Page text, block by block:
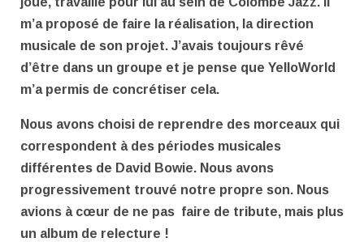
m’a proposé de faire la réalisation, la direction
musicale de son projet. J’avais toujours rêvé
d’être dans un groupe et je pense que YelloWorld
m’a permis de concrétiser cela.
Nous avons choisi de reprendre des morceaux qui
correspondent à des périodes musicales
différentes de David Bowie. Nous avons
progressivement trouvé notre propre son. Nous
avions à cœur de ne pas faire de tribute, mais plus
un album de relecture !